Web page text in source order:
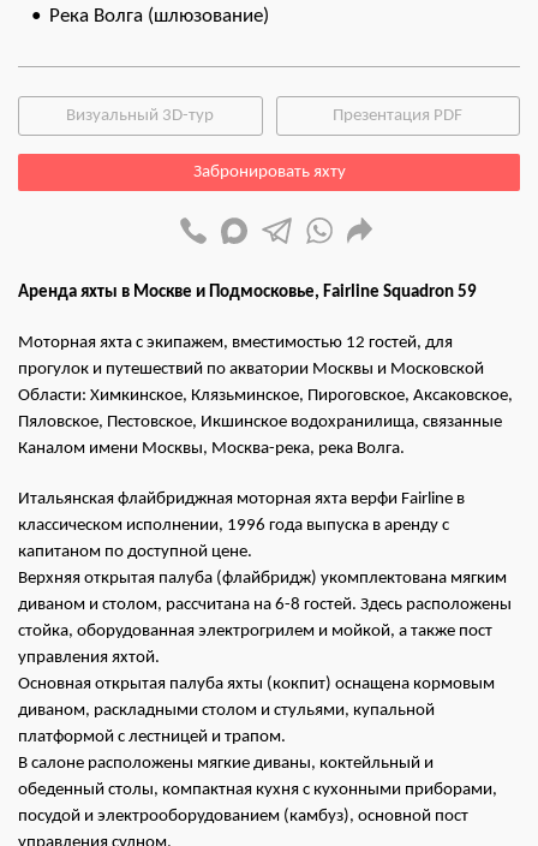
Река Волга (шлюзование)
Визуальный 3D-тур Презентация PDF
Забронировать яхту
Аренда яхты в Москве и Подмосковье, Fairline Squadron 59
Моторная яхта с экипажем, вместимостью 12 гостей, для
прогулок и путешествий по акватории Москвы и Московской
Области: Химкинское, Клязьминское, Пироговское, Аксаковское,
Пяловское, Пестовское, Икшинское водохранилища, связанные
Каналом имени Москвы, Москва-река, река Волга.
Итальянская флайбриджная моторная яхта верфи Fairline в
классическом исполнении, 1996 года выпуска в аренду с
капитаном по доступной цене.
Верхняя открытая палуба (флайбридж) укомплектована мягким
диваном и столом, рассчитана на 6-8 гостей. Здесь расположены
стойка, оборудованная электрогрилем и мойкой, а также пост
управления яхтой.
Основная открытая палуба яхты (кокпит) оснащена кормовым
диваном, раскладными столом и стульями, купальной
платформой с лестницей и трапом.
В салоне расположены мягкие диваны, коктейльный и
обеденный столы, компактная кухня с кухонными приборами,
посудой и электрооборудованием (камбуз), основной пост
управления судном.